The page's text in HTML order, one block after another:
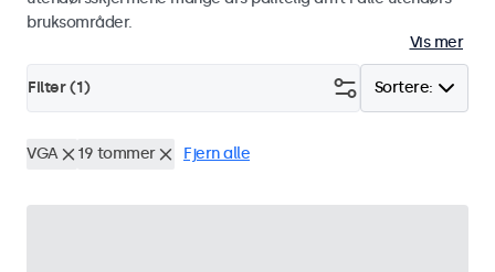
bruksområder.
Vis mer
Sortere:
Filter (1)
VGA 19 tommer Fjern alle